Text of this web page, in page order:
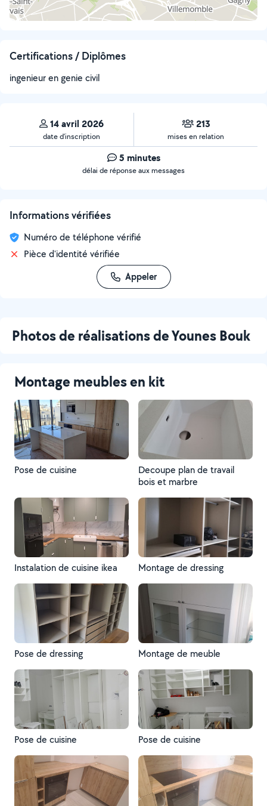
Certifications / Diplômes
ingenieur en genie civil
14 avril 2026
date d’inscription
213
mises en relation
5 minutes
délai de réponse aux messages
Informations vérifiées
Numéro de téléphone vérifié
Pièce d'identité vérifiée
Appeler
Photos de réalisations de Younes Bouk
Montage meubles en kit
Pose de cuisine
Decoupe plan de travail
bois et marbre
Instalation de cuisine ikea Montage de dressing
Pose de dressing Montage de meuble
Pose de cuisine Pose de cuisine